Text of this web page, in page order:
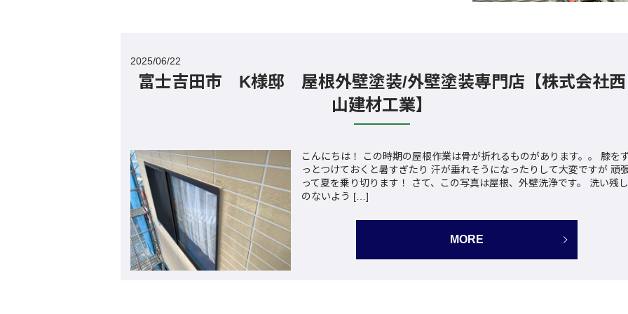
2025/06/22
富士吉田市 K様邸 屋根外壁塗装/外壁塗装専門店【株式会社西
山建材工業】
こんにちは！ この時期の屋根作業は骨が折れるものがあります。。 膝を
っとつけておくと暑すぎたり 汗が垂れそうになったりして大変ですが 頑
って夏を乗り切ります！ さて、この写真は屋根、外壁洗浄です。 洗い残し
のないよう […]
MORE